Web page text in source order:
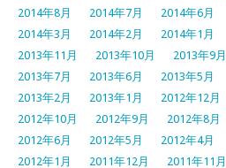
2014年8月
2014年7月 2014年6月
2014年3月
2014年2月 2014年1月
2013年11月
2013年10月 2013年9月
2013年7月
2013年6月 2013年5月
2013年2月
2013年1月 2012年12月
2012年10月
2012年9月 2012年8月
2012年6月
2012年5月 2012年4月
2012年1月
2011年12月 2011年11月